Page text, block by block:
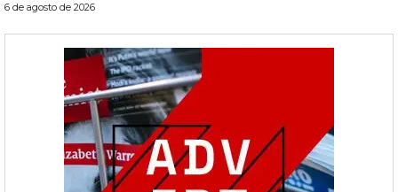
6 de agosto de 2026